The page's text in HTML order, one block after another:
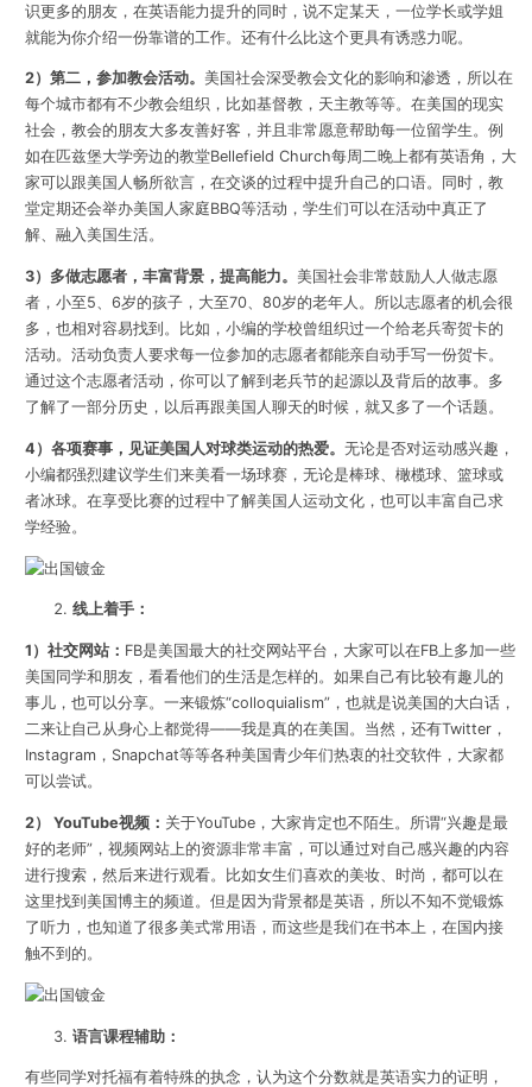
识更多的朋友，在英语能力提升的同时，说不定某天，一位学长或学姐
就能为你介绍一份靠谱的工作。还有什么比这个更具有诱惑力呢。
2）第二，参加教会活动。 美国社会深受教会文化的影响和渗透，所以在
每个城市都有不少教会组织，比如基督教，天主教等等。在美国的现实
社会，教会的朋友大多友善好客，并且非常愿意帮助每一位留学生。例
如在匹兹堡大学旁边的教堂Bellefield Church每周二晚上都有英语角，大
家可以跟美国人畅所欲言，在交谈的过程中提升自己的口语。同时，教
堂定期还会举办美国人家庭BBQ等活动，学生们可以在活动中真正了
解、融入美国生活。
3）多做志愿者，丰富背景，提高能力。 美国社会非常鼓励人人做志愿
者，小至5、6岁的孩子，大至70、80岁的老年人。所以志愿者的机会很
多，也相对容易找到。比如，小编的学校曾组织过一个给老兵寄贺卡的
活动。活动负责人要求每一位参加的志愿者都能亲自动手写一份贺卡。
通过这个志愿者活动，你可以了解到老兵节的起源以及背后的故事。多
了解了一部分历史，以后再跟美国人聊天的时候，就又多了一个话题。
4）各项赛事，见证美国人对球类运动的热爱。 无论是否对运动感兴趣，
小编都强烈建议学生们来美看一场球赛，无论是棒球、橄榄球、篮球或
者冰球。在享受比赛的过程中了解美国人运动文化，也可以丰富自己求
学经验。
线上着手：
1）社交网站： FB是美国最大的社交网站平台，大家可以在FB上多加一些
美国同学和朋友，看看他们的生活是怎样的。如果自己有比较有趣儿的
事儿，也可以分享。一来锻炼“colloquialism”，也就是说美国的大白话，
二来让自己从身心上都觉得——我是真的在美国。当然，还有Twitter，
Instagram，Snapchat等等各种美国青少年们热衷的社交软件，大家都
可以尝试。
2） YouTube视频： 关于YouTube，大家肯定也不陌生。所谓“兴趣是最
好的老师”，视频网站上的资源非常丰富，可以通过对自己感兴趣的内容
进行搜索，然后来进行观看。比如女生们喜欢的美妆、时尚，都可以在
这里找到美国博主的频道。但是因为背景都是英语，所以不知不觉锻炼
了听力，也知道了很多美式常用语，而这些是我们在书本上，在国内接
触不到的。
语言课程辅助：
有些同学对托福有着特殊的执念，认为这个分数就是英语实力的证明，